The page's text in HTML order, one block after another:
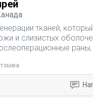
тканей,
и слизистых